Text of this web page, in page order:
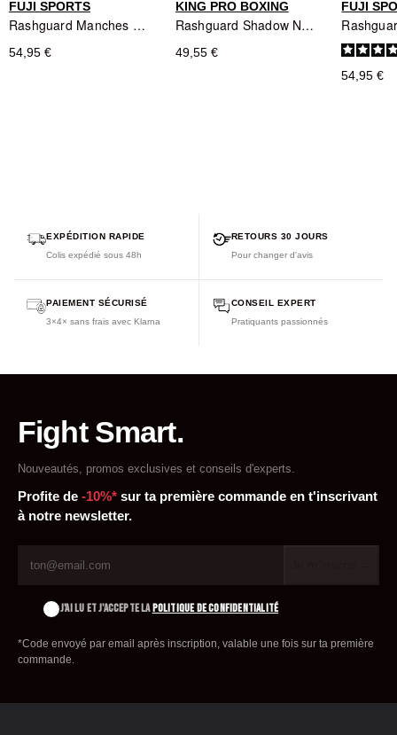
FUJI SPORTS
Rashguard Manches Longues Baseline Ranked Fuji Sports Bleu
54,95 €
KING PRO BOXING
Rashguard Shadow Noir/Gris/Blanc - King Pro Boxing
49,55 €
FUJI
54,95 €
EXPÉDITION RAPIDE
Colis expédié sous 48h
RETOURS 30 JOURS
Pour changer d'avis
PAIEMENT SÉCURISÉ
3×4× sans frais avec Klarna
CONSEIL EXPERT
Pratiquants passionnés
Fight Smart.
Nouveautés, promos exclusives et conseils d'experts.
Profite de -10%* sur ta première commande en t'inscrivant
à notre newsletter.
J'AI LU ET J'ACCEPTE LAPOLITIQUE DE CONFIDENTIALITÉ
*Code envoyé par email après inscription, valable une fois sur ta première
commande.